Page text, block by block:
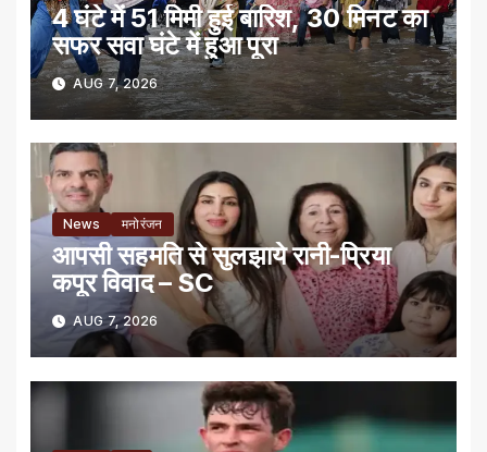
4 घंटे में 51 मिमी हुई बारिश, 30 मिनट का
सफर सवा घंटे में हुआ पूरा
AUG 7, 2026
News मनोरंजन
आपसी सहमति से सुलझाये रानी-प्रिया
कपूर विवाद – SC
AUG 7, 2026